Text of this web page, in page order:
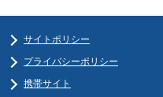
サイトポリシー
プライバシーポリシー
携帯サイト